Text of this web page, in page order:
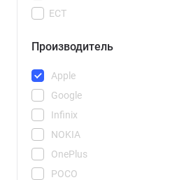
ЕСТ
Производитель
Apple
Google
Infinix
NOKIA
OnePlus
POCO